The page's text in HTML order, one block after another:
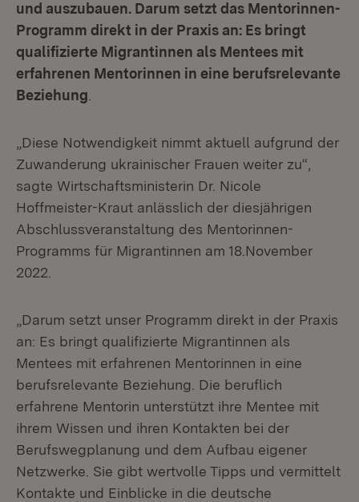
und auszubauen. Darum setzt das Mentorinnen-
Programm direkt in der Praxis an: Es bringt
qualifizierte Migrantinnen als Mentees mit
erfahrenen Mentorinnen in eine berufsrelevante
Beziehung
„Diese Notwendigkeit nimmt aktuell aufgrund der
Zuwanderung ukrainischer Frauen weiter zu“,
sagte Wirtschaftsministerin Dr. Nicole
Hoffmeister-Kraut anlässlich der diesjährigen
Abschlussveranstaltung des Mentorinnen-
Programms für Migrantinnen am 18.November
2022.
„Darum setzt unser Programm direkt in der Praxis
an: Es bringt qualifizierte Migrantinnen als
Mentees mit erfahrenen Mentorinnen in eine
berufsrelevante Beziehung. Die beruflich
erfahrene Mentorin unterstützt ihre Mentee mit
ihrem Wissen und ihren Kontakten bei der
Berufswegplanung und dem Aufbau eigener
Netzwerke. Sie gibt wertvolle Tipps und vermittelt
Kontakte und Einblicke in die deutsche